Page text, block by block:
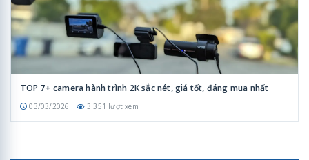
TOP 7+ camera hành trình 2K sắc nét, giá tốt, đáng mua nhất
03/03/2026 3.351 lượt xem